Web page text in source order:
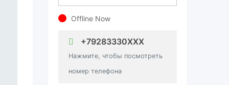
Offline Now
+79283330XXX
Нажмите, чтобы посмотреть
номер телефона